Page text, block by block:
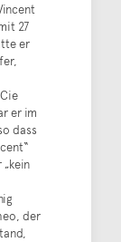
27
er
er im
dass
der